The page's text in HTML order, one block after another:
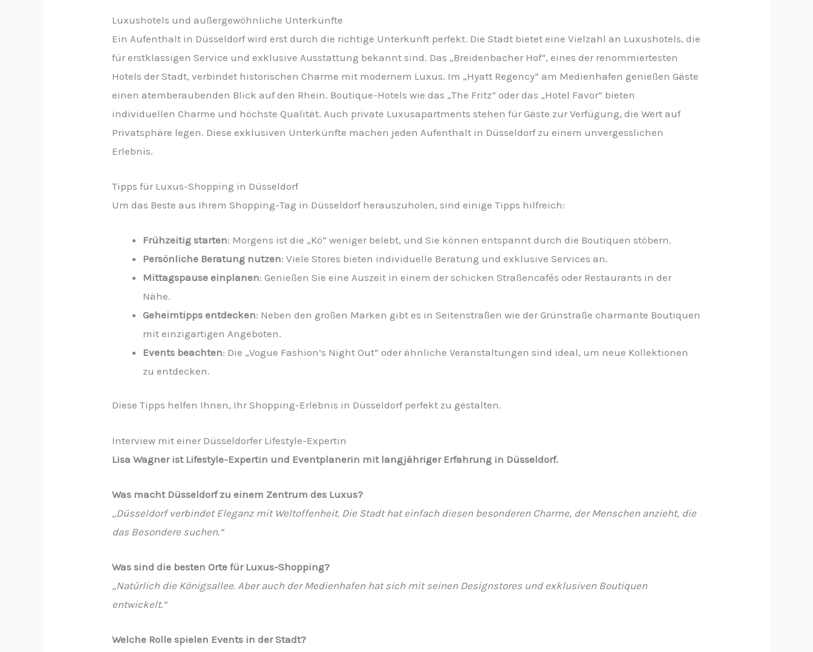
Luxushotels und außergewöhnliche Unterkünfte
Ein Aufenthalt in Düsseldorf wird erst durch die richtige Unterkunft perfekt. Die Stadt bietet eine Vielzahl an Luxushotels, die
für erstklassigen Service und exklusive Ausstattung bekannt sind. Das „Breidenbacher Hof“, eines der renommiertesten
Hotels der Stadt, verbindet historischen Charme mit modernem Luxus. Im „Hyatt Regency“ am Medienhafen genießen Gäste
einen atemberaubenden Blick auf den Rhein. Boutique-Hotels wie das „The Fritz“ oder das „Hotel Favor“ bieten
individuellen Charme und höchste Qualität. Auch private Luxusapartments stehen für Gäste zur Verfügung, die Wert auf
Privatsphäre legen. Diese exklusiven Unterkünfte machen jeden Aufenthalt in Düsseldorf zu einem unvergesslichen
Erlebnis.
Tipps für Luxus-Shopping in Düsseldorf
Um das Beste aus Ihrem Shopping-Tag in Düsseldorf herauszuholen, sind einige Tipps hilfreich:
Frühzeitig starten: Morgens ist die „Kö“ weniger belebt, und Sie können entspannt durch die Boutiquen stöbern.
Persönliche Beratung nutzen: Viele Stores bieten individuelle Beratung und exklusive Services an.
Mittagspause einplanen: Genießen Sie eine Auszeit in einem der schicken Straßencafés oder Restaurants in der
Nähe.
Geheimtipps entdecken: Neben den großen Marken gibt es in Seitenstraßen wie der Grünstraße charmante Boutiquen
mit einzigartigen Angeboten.
Events beachten: Die „Vogue Fashion’s Night Out“ oder ähnliche Veranstaltungen sind ideal, um neue Kollektionen
zu entdecken.
Diese Tipps helfen Ihnen, Ihr Shopping-Erlebnis in Düsseldorf perfekt zu gestalten.
Interview mit einer Düsseldorfer Lifestyle-Expertin
Lisa Wagner ist Lifestyle-Expertin und Eventplanerin mit langjähriger Erfahrung in Düsseldorf.
Was macht Düsseldorf zu einem Zentrum des Luxus?
„Düsseldorf verbindet Eleganz mit Weltoffenheit. Die Stadt hat einfach diesen besonderen Charme, der Menschen anzieht, die
das Besondere suchen.“
Was sind die besten Orte für Luxus-Shopping?
„Natürlich die Königsallee. Aber auch der Medienhafen hat sich mit seinen Designstores und exklusiven Boutiquen
entwickelt.“
Welche Rolle spielen Events in der Stadt?